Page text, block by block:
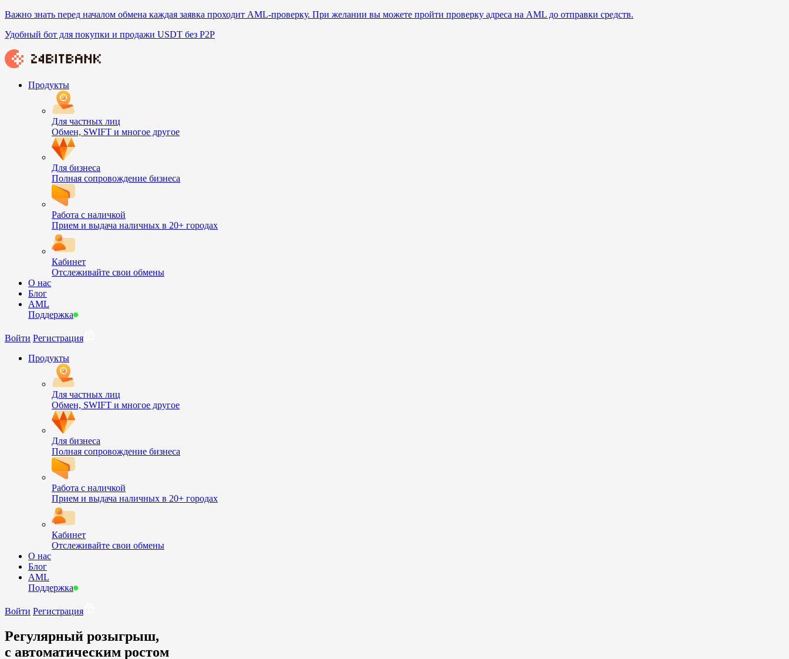
Важно знать перед началом обмена каждая заявка проходит AML-проверку. При желании вы можете пройти проверку адреса на AML до отправки средств.
Удобный бот для покупки и продажи USDT без P2P
Продукты
Для частных лиц
Обмен, SWIFT и многое другое
Для бизнеса
Полная сопровождение бизнеса
Работа с наличкой
Прием и выдача наличных в 20+ городах
Кабинет
Отслеживайте свои обмены
О нас
Блог
AML
Поддержка
Войти Регистрация
Продукты
Для частных лиц
Обмен, SWIFT и многое другое
Для бизнеса
Полная сопровождение бизнеса
Работа с наличкой
Прием и выдача наличных в 20+ городах
Кабинет
Отслеживайте свои обмены
О нас
Блог
AML
Поддержка
Войти Регистрация
Регулярный розыгрыш,
с автоматическим ростом